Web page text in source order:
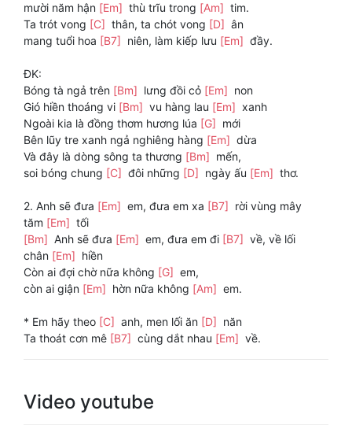
mười năm hận [Em] thù trĩu trong [Am] tim.
Ta trót vong [C] thân, ta chót vong [D] ân
mang tuổi hoa [B7] niên, làm kiếp lưu [Em] đầy.
ĐK:
Bóng tà ngả trên [Bm] lưng đồi cỏ [Em] non
Gió hiền thoáng vi [Bm] vu hàng lau [Em] xanh
Ngoài kia là đồng thơm hương lúa [G] mới
Bên lũy tre xanh ngả nghiêng hàng [Em] dừa
Và đây là dòng sông ta thương [Bm] mến,
soi bóng chung [C] đôi những [D] ngày ấu [Em] thơ.
2. Anh sẽ đưa [Em] em, đưa em xa [B7] rời vùng mây
tăm [Em] tối
[Bm] Anh sẽ đưa [Em] em, đưa em đi [B7] về, về lối
chân [Em] hiền
Còn ai đợi chờ nữa không [G] em,
còn ai giận [Em] hờn nữa không [Am] em.
* Em hãy theo [C] anh, men lối ăn [D] năn
Ta thoát cơn mê [B7] cùng dắt nhau [Em] về.
Video youtube